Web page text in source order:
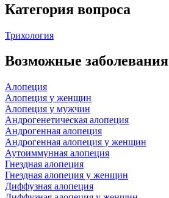
Категория вопроса
Трихология
Возможные заболевания
Алопеция
Алопеция у женщин
Алопеция у мужчин
Андрогенетическая алопеция
Андрогенная алопеция
Андрогенная алопеция у женщин
Аутоиммунная алопеция
Гнездная алопеция
Гнездная алопеция у женщин
Диффузная алопеция